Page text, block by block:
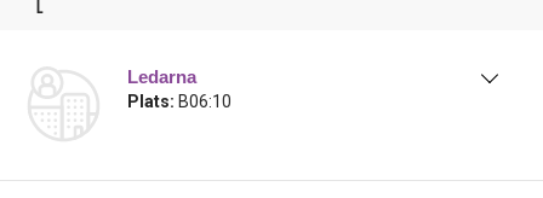
l
Ledarna
Plats: B06:10